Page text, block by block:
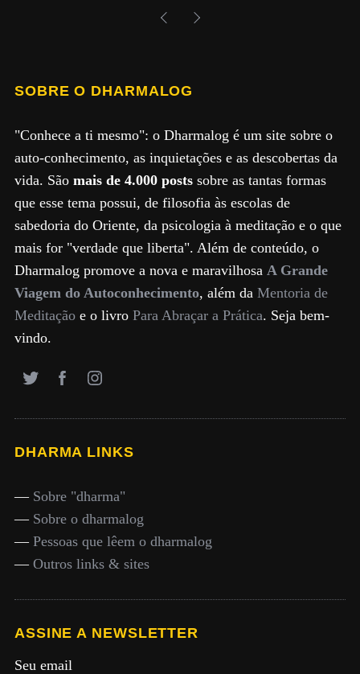
SOBRE O DHARMALOG
"Conhece a ti mesmo": o Dharmalog é um site sobre o
auto-conhecimento, as inquietações e as descobertas da
vida. São mais de 4.000 postssobre as tantas formas
que esse tema possui, de filosofia às escolas de
sabedoria do Oriente, da psicologia à meditação e o que
mais for "verdade que liberta". Além de conteúdo, o
Dharmalog promove a nova e maravilhosa A Grande
Viagem do Autoconhecimento, além da Mentoria de
Meditaçãoe o livro Para Abraçar a Prática. Seja bem-
vindo.
DHARMA LINKS
— Sobre "dharma"
— Sobre o dharmalog
— Pessoas que lêem o dharmalog
— Outros links & sites
ASSINE A NEWSLETTER
Seu email